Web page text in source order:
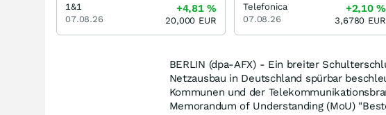
BERLIN (dpa-AFX) - Ein breiter
Netzausbau in Deutschland spürbar
Kommunen und der
Memorandum of Understanding (MoU)
1&1
07.08.26
+4,81%
20,000 EUR
Telefonica
07.08.26
+2,10%
3,6780 EUR